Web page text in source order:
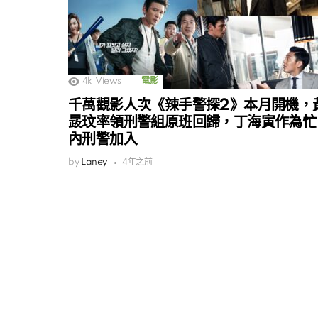
4k Views 電影
千萬觀影人次《辣手警探2》本月開機，
晸玟率領刑警組原班回歸，丁海寅作為忙
內刑警加入
by Laney 4年之前